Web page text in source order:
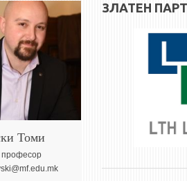
Томи
професор
ЗЛАТЕН